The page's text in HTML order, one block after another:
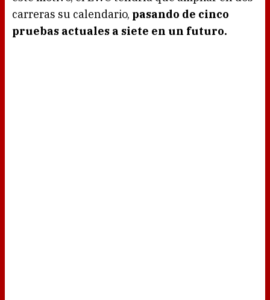
carreras su calendario, pasando de cinco
pruebas actuales a siete en un futuro.